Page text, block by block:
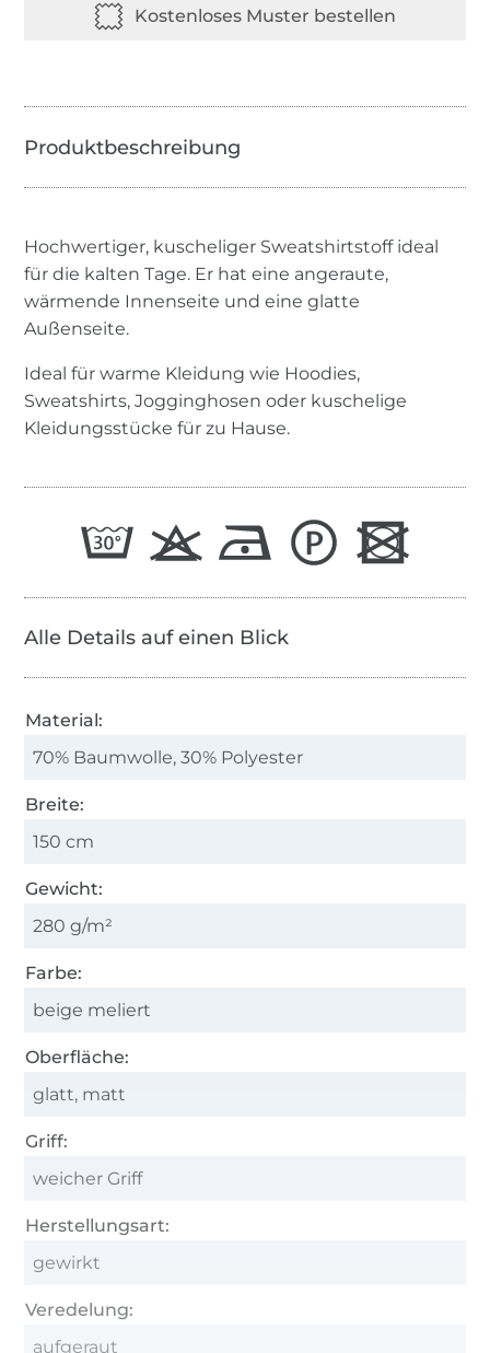
Hochwertiger, kuscheliger Sweatshirtstoff ideal
für die kalten Tage. Er hat eine angeraute,
wärmende Innenseite und eine glatte
Außenseite.
Ideal für warme Kleidung wie Hoodies,
Sweatshirts, Jogginghosen oder kuschelige
Kleidungsstücke für zu Hause.
Alle Details auf einen Blick
Material:
70% Baumwolle, 30% Polyester
Breite:
150 cm
Gewicht:
280 g/m²
Farbe:
beige meliert
Oberfläche:
glatt, matt
Griff:
weicher Griff
Herstellungsart:
gewirkt
Veredelung:
aufgeraut